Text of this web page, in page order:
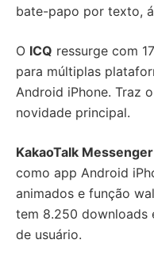
bate-papo por texto,
O ICQ ressurge com
para múltiplas
Android iPhone. Traz
novidade principal.
KakaoTalk Messenger
como app Android
animados e função
tem 8.250 downloads
de usuário.